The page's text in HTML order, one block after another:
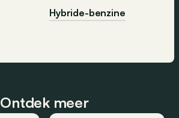
Hybride-benzine
Ontdek meer